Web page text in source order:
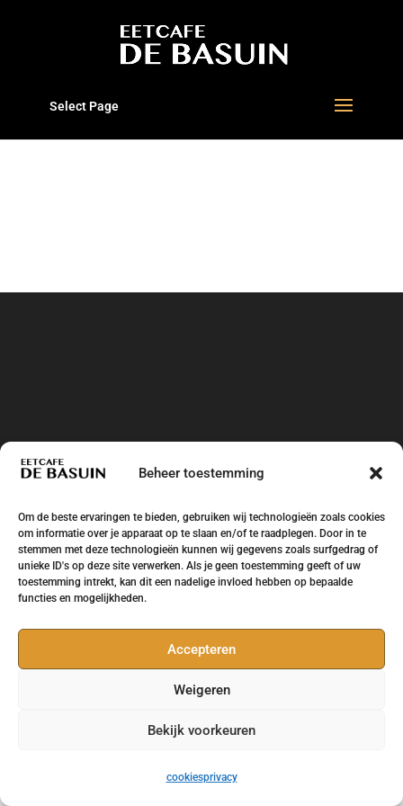
Beheer toestemming
Om de beste ervaringen te bieden, gebruiken wij technologieën zoals cookies
om informatie over je apparaat op te slaan en/of te raadplegen. Door in te
stemmen met deze technologieën kunnen wij gegevens zoals surfgedrag of
unieke ID's op deze site verwerken. Als je geen toestemming geeft of uw
toestemming intrekt, kan dit een nadelige invloed hebben op bepaalde
functies en mogelijkheden.
Accepteren
Weigeren
Bekijk voorkeuren
cookiesprivacy
Select Page
Ontwikkeling en designBrand Survivors